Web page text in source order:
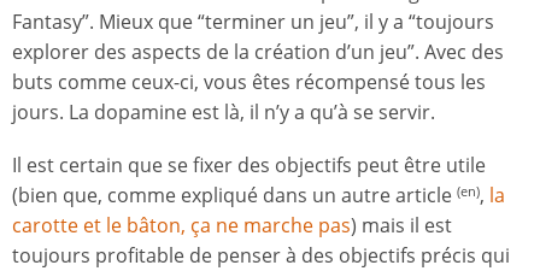
Fantasy”. Mieux que “terminer un jeu”, il y a “toujours
explorer des aspects de la création d’un jeu”. Avec des
buts comme ceux-ci, vous êtes récompensé tous les
jours. La dopamine est là, il n’y a qu’à se servir.
Il est certain que se fixer des objectifs peut être utile
(bien que, comme expliqué dans un autre article (en), la
carotte et le bâton, ça ne marche pas) mais il est
toujours profitable de penser à des objectifs précis qui